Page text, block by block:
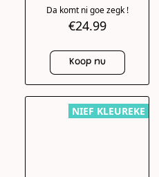
Da komt ni goe zegk !
€24.99
Koop nu
NIEF KLEUREKE